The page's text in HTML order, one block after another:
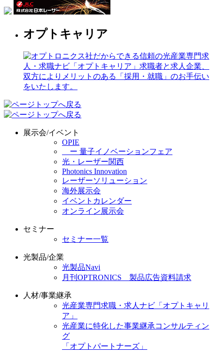
オプトキャリア
展示会/イベント
OPIE
ー 量子イノベーションフェア
光・レーザー関西
Photonics Innovation
レーザーソリューション
海外展示会
イベントカレンダー
オンライン展示会
セミナー
セミナー一覧
光製品/企業
光製品Navi
月刊OPTRONICS 製品広告資料請求
人材/事業継承
光産業専門求職・求人ナビ「オプトキャリ
ア」
光産業に特化した事業継承コンサルティン
グ
「オプトパートナーズ」